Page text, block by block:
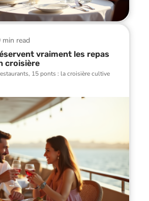
min read
vraiment les repas
croisière
15 ponts : la croisière cultive